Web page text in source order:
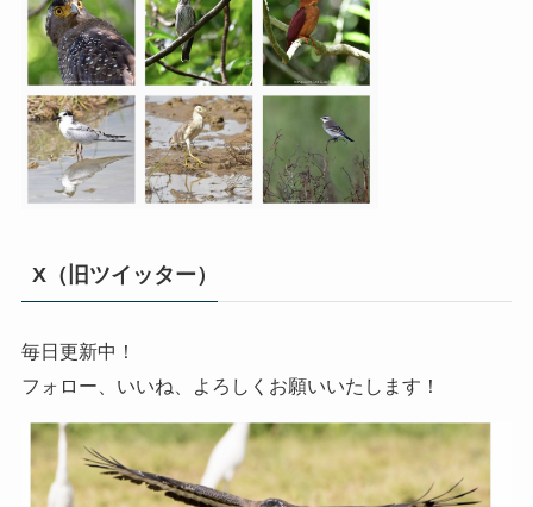
X（旧ツイッター）
毎日更新中！
フォロー、いいね、よろしくお願いいたします！